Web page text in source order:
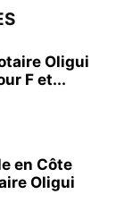
Oligui
F et...
en Côte
Oligui